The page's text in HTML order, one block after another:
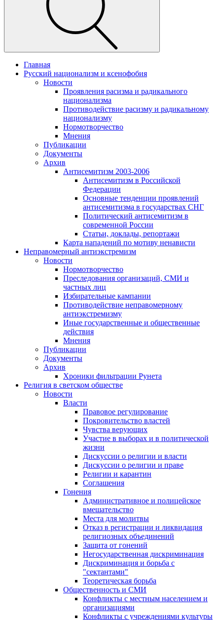
Главная
Русский национализм и ксенофобия
Новости
Проявления расизма и радикального
национализма
Противодействие расизму и радикальному
национализму
Нормотворчество
Мнения
Публикации
Документы
Архив
Антисемитизм 2003-2006
Антисемитизм в Российской
Федерации
Основные тенденции проявлений
антисемитизма в государствах СНГ
Политический антисемитизм в
современной России
Статьи, доклады, репортажи
Карта нападений по мотиву ненависти
Неправомерный антиэкстремизм
Новости
Нормотворчество
Преследования организаций, СМИ и
частных лиц
Избирательные кампании
Противодействие неправомерному
антиэкстремизму
Иные государственные и общественные
действия
Мнения
Публикации
Документы
Архив
Хроники фильтрации Рунета
Религия в светском обществе
Новости
Власти
Правовое регулирование
Покровительство властей
Чувства верующих
Участие в выборах и в политической
жизни
Дискуссии о религии и власти
Дискуссии о религии и праве
Религии и карантин
Соглашения
Гонения
Административное и полицейское
вмешательство
Места для молитвы
Отказ в регистрации и ликвидация
религиозных объединений
Защита от гонений
Негосударственная дискриминация
Дискриминация и борьба с
"сектантами"
Теоретическая борьба
Общественность и СМИ
Конфликты с местным населением и
организациями
Конфликты с учреждениями культуры